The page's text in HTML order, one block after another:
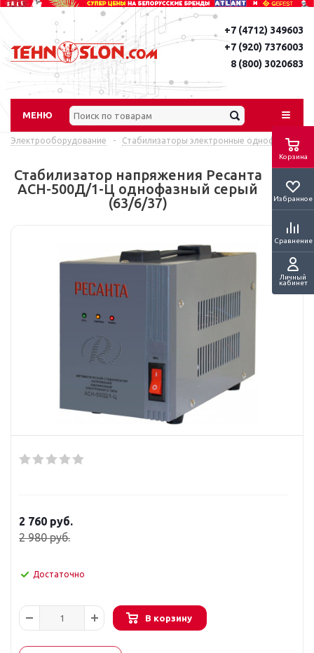
Корзина
Избранное
Сравнение
Личный
кабинет
+7 (4712) 349603
+7 (920) 7376003
8 (800) 3020683
МЕНЮ
Электрооборудование - Стабилизаторы электронные однофазные
Стабилизатор напряжения Ресанта
АСН-500Д/1-Ц однофазный серый
(63/6/37)
2 760 руб.
2 980руб.
Достаточно
В корзину